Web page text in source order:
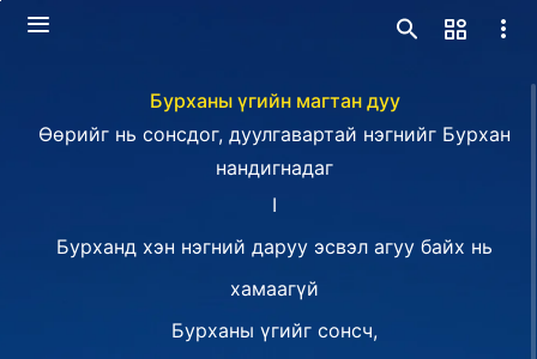
Бурханы үгийн магтан дуу
Өөрийг нь сонсдог, дуулгавартай нэгнийг Бурхан
нандигнадаг
I
Бурханд хэн нэгний даруу эсвэл агуу байх нь
хамаагүй
Бурханы үгийг сонсч,